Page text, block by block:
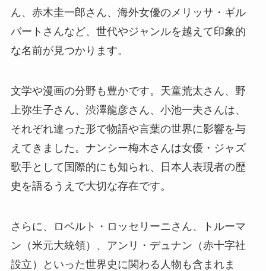
ん、赤木圭一郎さん、海外女優のメリッサ・ギル
バートさんなど、世代やジャンルを越えて印象的
な名前が見つかります。
文学や漫画の分野も豊かです。天童荒太さん、野
上弥生子さん、渋澤龍彦さん、小池一夫さんは、
それぞれ違った形で物語や言葉の世界に影響を与
えてきました。ナンシー梅木さんは女優・ジャズ
歌手として国際的にも知られ、日本人表現者の歴
史を語るうえで大切な存在です。
さらに、ロベルト・ロッセリーニさん、トルーマ
ン（米元大統領）、アンリ・デュナン（赤十字社
設立）といった世界史に関わる人物も含まれま